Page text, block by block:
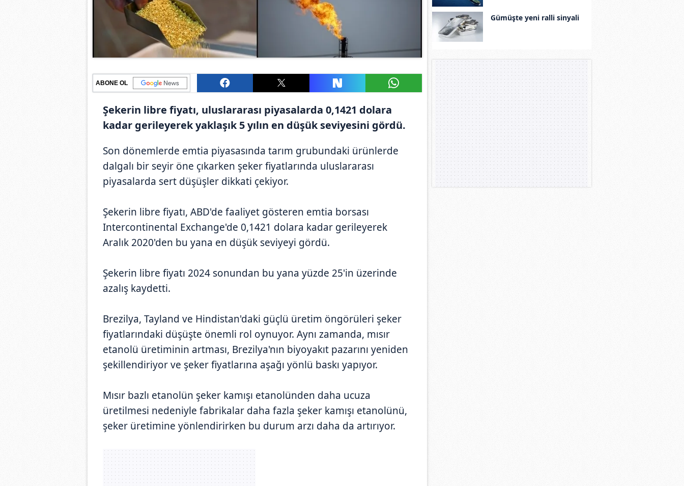
ABONE OL
Şekerin libre fiyatı, uluslararası piyasalarda 0,1421 dolara
kadar gerileyerek yaklaşık 5 yılın en düşük seviyesini gördü.
Son dönemlerde emtia piyasasında tarım grubundaki ürünlerde
dalgalı bir seyir öne çıkarken şeker fiyatlarında uluslararası
piyasalarda sert düşüşler dikkati çekiyor.
Şekerin libre fiyatı, ABD'de faaliyet gösteren emtia borsası
Intercontinental Exchange'de 0,1421 dolara kadar gerileyerek
Aralık 2020'den bu yana en düşük seviyeyi gördü.
Şekerin libre fiyatı 2024 sonundan bu yana yüzde 25'in üzerinde
azalış kaydetti.
Brezilya, Tayland ve Hindistan'daki güçlü üretim öngörüleri şeker
fiyatlarındaki düşüşte önemli rol oynuyor. Aynı zamanda, mısır
etanolü üretiminin artması, Brezilya'nın biyoyakıt pazarını yeniden
şekillendiriyor ve şeker fiyatlarına aşağı yönlü baskı yapıyor.
Mısır bazlı etanolün şeker kamışı etanolünden daha ucuza
üretilmesi nedeniyle fabrikalar daha fazla şeker kamışı etanolünü,
şeker üretimine yönlendirirken bu durum arzı daha da artırıyor.
Gümüşte yeni ralli sinyali